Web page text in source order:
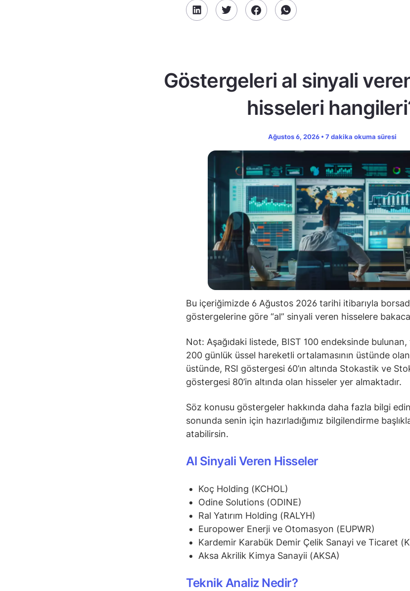
Göstergeleri al sinyali
hisseleri
Ağustos 6, 2026 • 7 dakika okuma süresi
Bu içeriğimizde 6 Ağustos 2026 tarihi itibarıyla
göstergelerine göre “al” sinyali veren hisselere
Not: Aşağıdaki listede, BIST 100 endeksinde bulunan,
200 günlük üssel hareketli ortalamasının üstünde olan,
üstünde, RSI göstergesi 60’ın altında Stokastik ve
göstergesi 80’in altında olan hisseler yer almaktadır.
Söz konusu göstergeler hakkında daha fazla bilgi
sonunda senin için hazırladığımız bilgilendirme
atabilirsin.
Al Sinyali Veren Hisseler
Koç Holding (KCHOL)
Odine Solutions (ODINE)
Ral Yatırım Holding (RALYH)
Europower Enerji ve Otomasyon (EUPWR)
Kardemir Karabük Demir Çelik Sanayi ve Ticaret
Aksa Akrilik Kimya Sanayii (AKSA)
Teknik Analiz Nedir?